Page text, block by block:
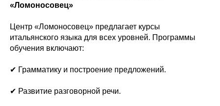
«Ломоносовец»
Центр «Ломоносовец» предлагает курсы
итальянского языка для всех уровней. Программы
обучения включают:
✔ Грамматику и построение предложений.
✔ Развитие разговорной речи.